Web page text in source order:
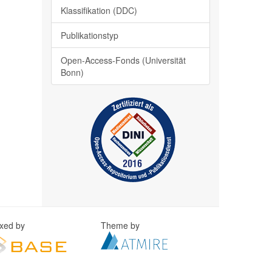
Klassifikation (DDC)
Publikationstyp
Open-Access-Fonds (Universität
Bonn)
by Theme by